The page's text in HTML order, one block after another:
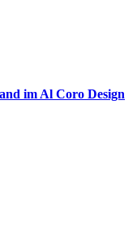
im Al Coro Design